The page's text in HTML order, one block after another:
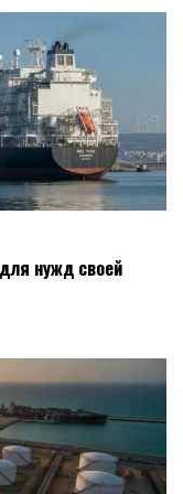
нужд своей